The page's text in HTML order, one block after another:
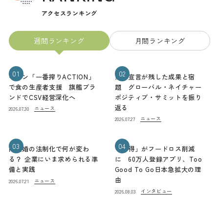
アクセスランキング
週間ランキング 月間ランキング
01
キリン「一番搾りACTION」
で食の生産者支援 旗艦ブラ
ンドでCSV経営深化へ
2026.07.30 ニュース
02
熊本宣言が残した成果と宿
題 グローバル・ネイチャー
ポジティブ・サミットを振り
返る
2026.07.27 ニュース
03
同性婚の法制化で何が変わ
る？ 企業にいま求められる準
備と実践
2026.07.21 ニュース
04
「お得」がフードロス削減
に 60万人登録アプリ、Too
Good To Go日本急拡大の理
由
2026.08.03 インタビュー